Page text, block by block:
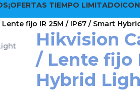
¡OFERTAS TIEMPO LIMITADO!
fijo IR 25M / IP67 / Smart
Hikvision
/ Lente fijo
Hybrid